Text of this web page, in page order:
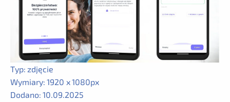
Typ: zdjęcie
Wymiary: 1920 x 1080px
Dodano: 10.09.2025